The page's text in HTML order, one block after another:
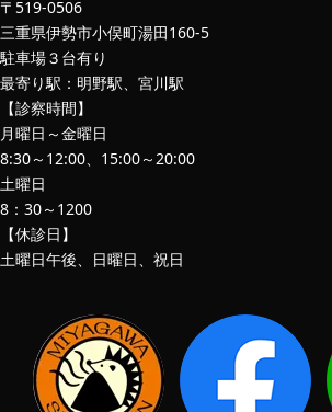
〒519-0506
三重県伊勢市小俣町湯田160-5
駐車場３台有り
最寄り駅：明野駅、宮川駅
【診察時間】
月曜日～金曜日
8:30～12:00、15:00～20:00
土曜日
8：30～1200
【休診日】
土曜日午後、日曜日、祝日